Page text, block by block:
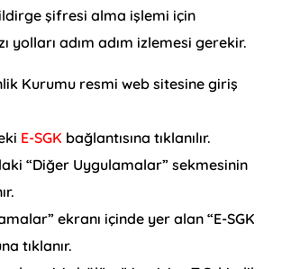
şifresi alma işlemi için
yolları adım adım izlemesi gerekir.
Kurumu resmi web sitesine giriş
E-SGK bağlantısına tıklanılır.
“Diğer Uygulamalar” sekmesinin
ekranı içinde yer alan “E-SGK
tıklanır.